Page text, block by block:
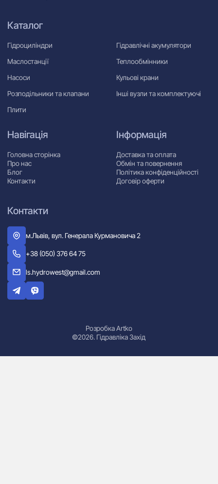
Навігація
Головна сторінка
Про нас
Блог
Контакти
Каталог
Гідроциліндри
Маслостанції
Насоси
Розподільники та клапани
Плити
Гідравлічні акумулятори
Теплообмінники
Кульові крани
Інші вузли та комплектуючі
Інформація
Доставка та оплата
Обмін та повернення
Політика конфіденційності
Договір оферти
Контакти
м.Львів, вул. Генерала Курмановича 2
+38 (050) 376 64 75
ls.hydrowest@gmail.com
©2026. Гідравліка Захід
Розробка Artko